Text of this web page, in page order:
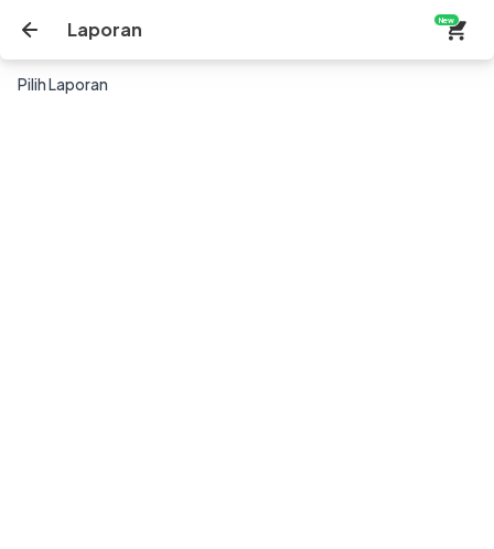
Laporan New
Pilih Laporan